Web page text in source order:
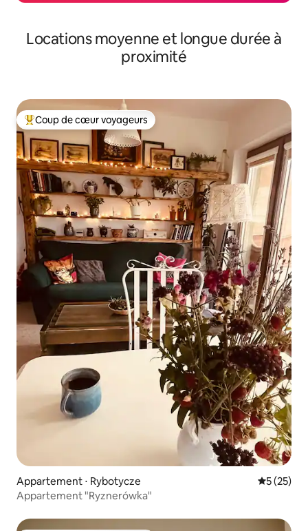
Locations moyenne et longue durée à
proximité
Coups de cœur voyageurs les plus appréciés
Coup de cœur voyageurs
Appartement ⋅ Rybotycze
5 (25)
Appartement "Ryznerówka"